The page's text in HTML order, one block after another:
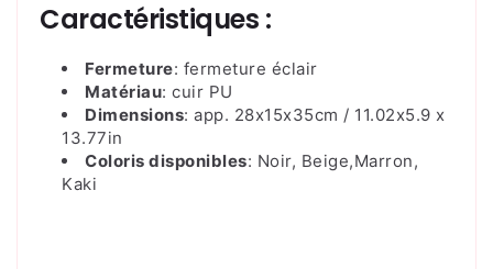
Caractéristiques :
Fermeture: fermeture éclair
Matériau: cuir PU
Dimensions: app. 28x15x35cm / 11.02x5.9 x
13.77in
Coloris disponibles: Noir, Beige,Marron,
Kaki